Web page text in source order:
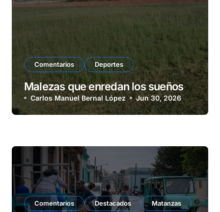
Comentarios Deportes
Malezas que enredan los sueños
Carlos Manuel Bernal López Jun 30, 2026
Comentarios Destacados
Matanzas